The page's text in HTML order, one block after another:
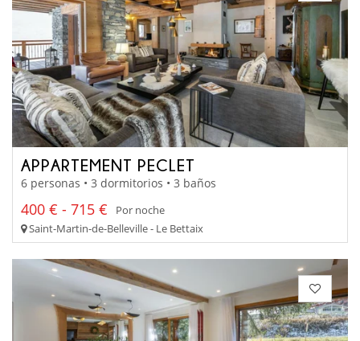
APPARTEMENT PECLET
6 personas • 3 dormitorios • 3 baños
400 € - 715 €
Por noche
Saint-Martin-de-Belleville - Le Bettaix